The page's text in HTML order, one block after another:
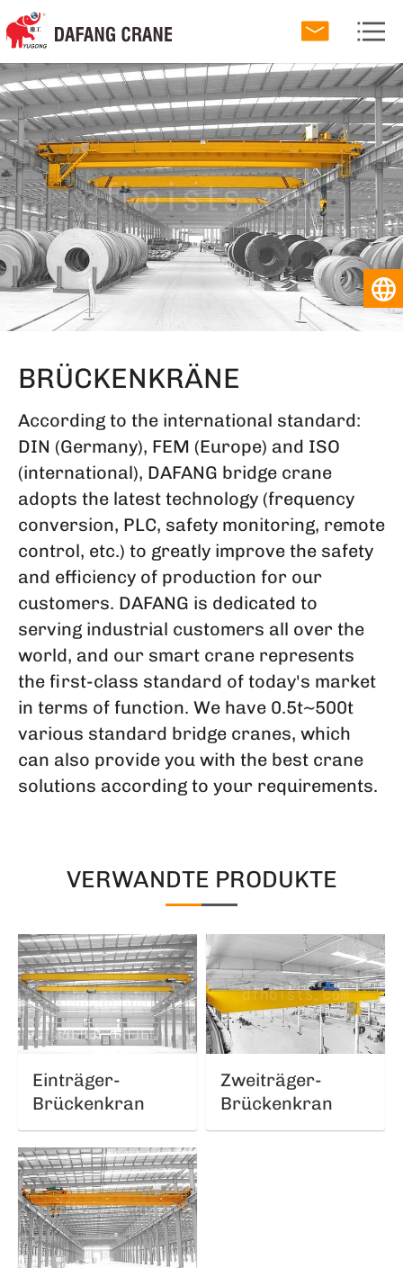
BRÜCKENKRÄNE
According to the international standard:
DIN (Germany), FEM (Europe) and ISO
(international), DAFANG bridge crane
adopts the latest technology (frequency
conversion, PLC, safety monitoring, remote
control, etc.) to greatly improve the safety
and efficiency of production for our
customers. DAFANG is dedicated to
serving industrial customers all over the
world, and our smart crane represents
the first-class standard of today's market
in terms of function. We have 0.5t~500t
various standard bridge cranes, which
can also provide you with the best crane
solutions according to your requirements.
VERWANDTE PRODUKTE
Einträger-
Brückenkran
Zweiträger-
Brückenkran